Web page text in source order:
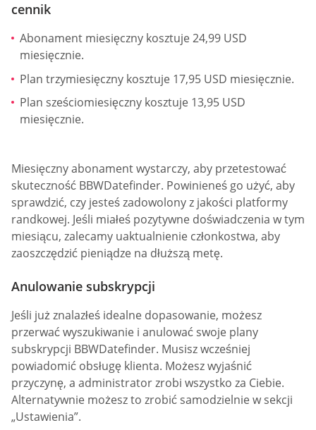
cennik
Abonament miesięczny kosztuje 24,99 USD
miesięcznie.
Plan trzymiesięczny kosztuje 17,95 USD miesięcznie.
Plan sześciomiesięczny kosztuje 13,95 USD
miesięcznie.
Miesięczny abonament wystarczy, aby przetestować
skuteczność BBWDatefinder. Powinieneś go użyć, aby
sprawdzić, czy jesteś zadowolony z jakości platformy
randkowej. Jeśli miałeś pozytywne doświadczenia w tym
miesiącu, zalecamy uaktualnienie członkostwa, aby
zaoszczędzić pieniądze na dłuższą metę.
Anulowanie subskrypcji
Jeśli już znalazłeś idealne dopasowanie, możesz
przerwać wyszukiwanie i anulować swoje plany
subskrypcji BBWDatefinder. Musisz wcześniej
powiadomić obsługę klienta. Możesz wyjaśnić
przyczynę, a administrator zrobi wszystko za Ciebie.
Alternatywnie możesz to zrobić samodzielnie w sekcji
„Ustawienia”.